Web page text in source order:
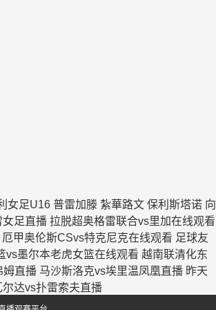
女足U16 普雷加滕 紮華路文 保利斯塔诺 向
女足直播 拉脱超奥格雷联合vs里加在线观看
厄甲奥伦斯CSvs特克尼克在线观看 足球友
vs墨尔本老虎女篮在线观看 越南联清化东
姆直播 马沙斯洛克vs埃里温凤凰直播 昨天
尔达vs扑雷索夫直播